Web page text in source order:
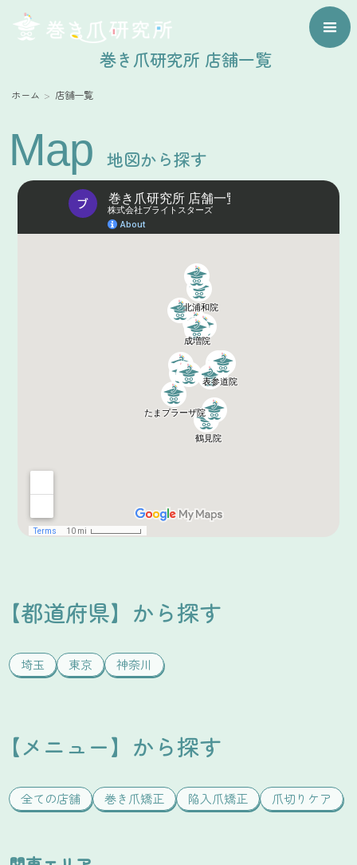
巻き爪研究所 店舗一覧
ホーム 店舗一覧
Map 地図から探す
都道府県】から探す
埼玉 東京 神奈川
メニュー】から探す
全ての店舗 巻き爪矯正 陥入爪矯正 爪切りケア